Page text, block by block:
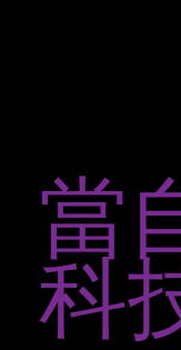
當
科